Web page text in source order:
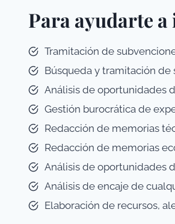
Para ayudarte
Tramitación de
Búsqueda y tramitación de
Análisis de oportunidades
Gestión burocrática de
Redacción de memorias
Redacción de memorias
Análisis de oportunidades
Análisis de encaje de
Elaboración de recursos,